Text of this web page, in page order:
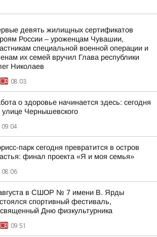
девять жилищных сертификатов
России – уроженцам Чувашии,
специальной военной операции и
их семей вручил Глава республики
Николаев
08:03
о здоровье начинается здесь: сегодня
улице Чернышевского
09:04
парк сегодня превратится в остров
финал проекта «Я и моя семья»
08:06
в СШОР № 7 имени В. Ярды
спортивный фестиваль,
Дню физкультурника
09:51